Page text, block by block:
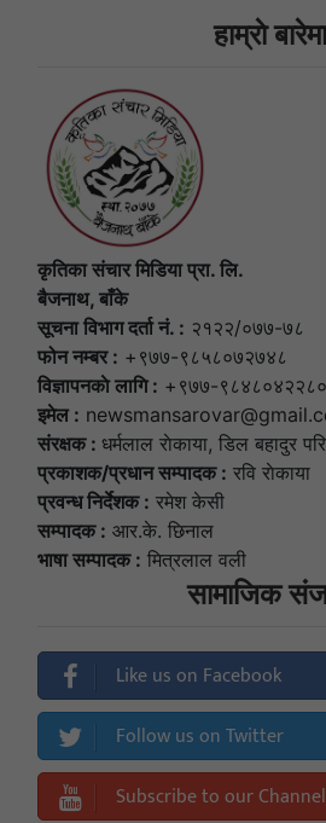
हाम्राे बारेमा
कृतिका संचार मिडिया प्रा. लि.
बैजनाथ, बाँके
सूचना विभाग दर्ता नं. : २१२२/०७७-७८
फोन नम्बर : +९७७-९८५८०७२७४८
विज्ञापनकाे लागि : +९७७-९८४८०४२२८०
इमेल :
संरक्षक : धर्मलाल राेकाया, डिल बहादुर
प्रकाशक/प्रधान सम्पादक : रवि राेकाया
प्रवन्ध निर्देशक : रमेश केसी
सम्पादक : आर.के. छिनाल
भाषा सम्पादक : मित्रलाल वली
सामाजिक
Like us on Facebook
Follow us on Twitter
Subscribe to our Channel